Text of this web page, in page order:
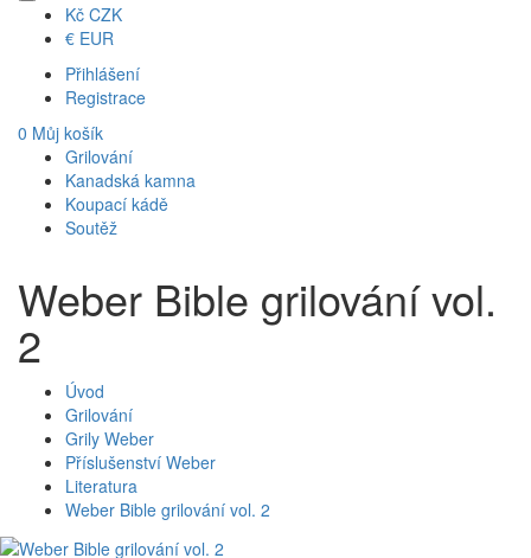
Kč CZK
€ EUR
Přihlášení
Registrace
0 Můj košík
Grilování
Kanadská kamna
Koupací kádě
Soutěž
Weber Bible grilování vol.
2
Úvod
Grilování
Grily Weber
Příslušenství Weber
Literatura
Weber Bible grilování vol. 2